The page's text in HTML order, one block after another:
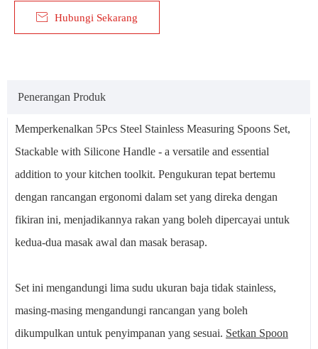
 Hubungi Sekarang
Penerangan Produk
Memperkenalkan 5Pcs Steel Stainless Measuring Spoons Set,
Stackable with Silicone Handle - a versatile and essential
addition to your kitchen toolkit. Pengukuran tepat bertemu
dengan rancangan ergonomi dalam set yang direka dengan
fikiran ini, menjadikannya rakan yang boleh dipercayai untuk
kedua-dua masak awal dan masak berasap.
Set ini mengandungi lima sudu ukuran baja tidak stainless,
masing-masing mengandungi rancangan yang boleh
dikumpulkan untuk penyimpanan yang sesuai. Setkan Spoon